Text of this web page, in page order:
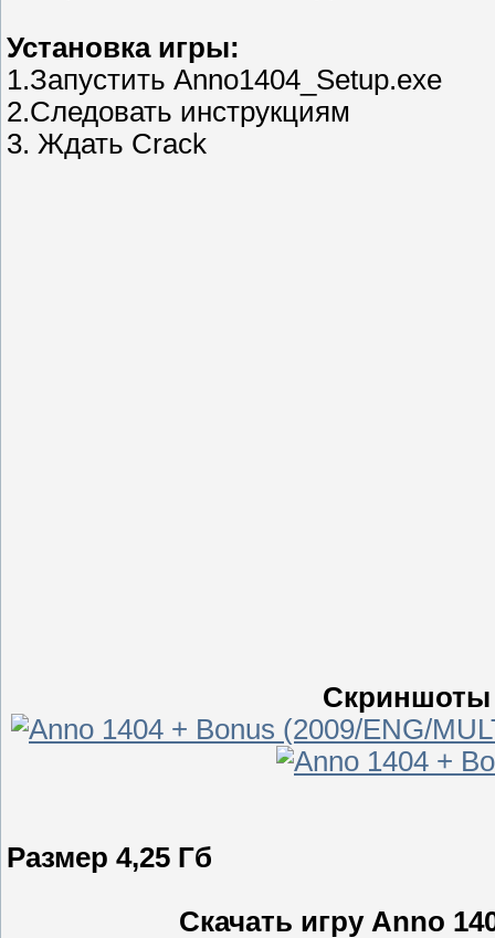
Установка игры:
1.Запустить Anno1404_Setup.exe
2.Следовать инструкциям
3. Ждать Crack
Скриншоты
Размер 4,25 Гб
Скачать игру Anno